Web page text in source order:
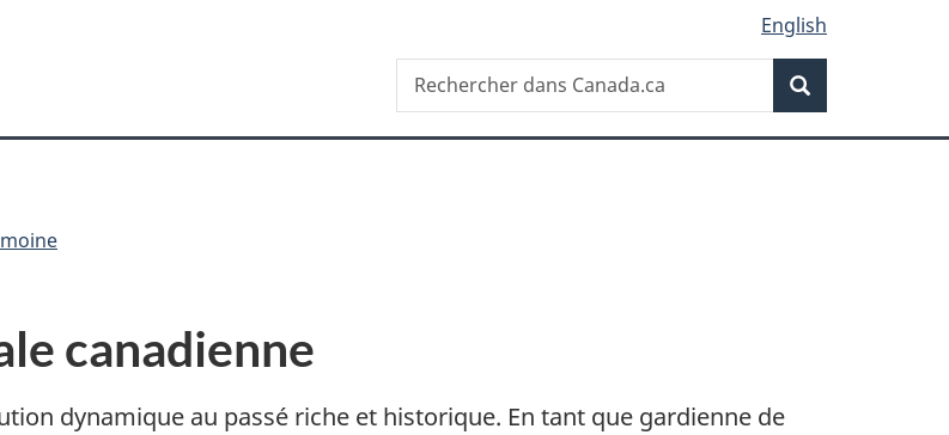
sujet
HTML
English
Recherche
Rechercher
dans
canadienne
dynamique au passé riche et historique. En tant que gardienne de